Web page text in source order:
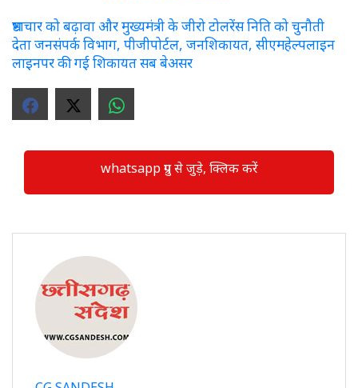
भ्रष्टाचार को बढ़ावा और मुख्यमंत्री के जीरो टोलरेंस निति को चुनौती
देता जनसंपर्क विभाग, पीजीपोर्टल, जनशिकायत, सीएमहेल्पलाइन
लाइनपर की गई शिकायत सब बेअसर
whatsapp ग्रुप से जुड़े, क्लिक करें